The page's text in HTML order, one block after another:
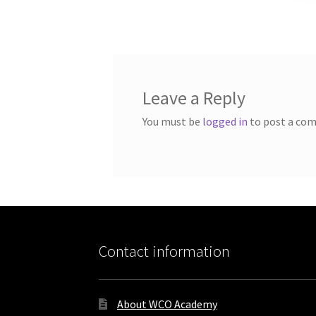
Leave a Reply
You must be logged in to post a
Contact information
About WCO Academy